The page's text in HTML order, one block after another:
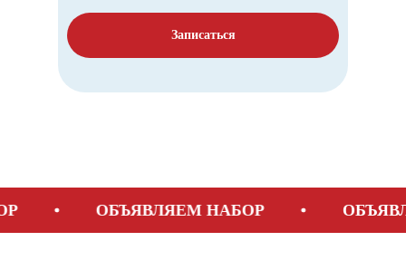
Записаться
ОБЪЯВЛЯЕМ НАБОР